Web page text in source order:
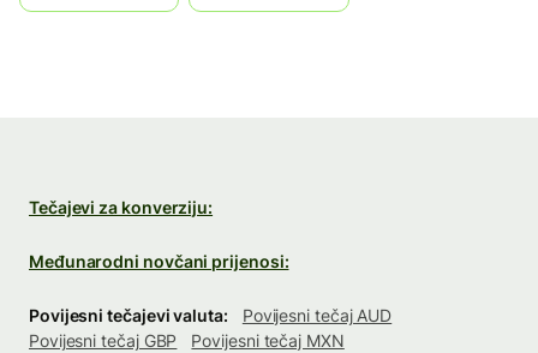
Tečajevi za konverziju:
Međunarodni novčani prijenosi:
Povijesni tečajevi valuta:
Povijesni tečaj AUD
Povijesni tečaj GBP
Povijesni tečaj MXN